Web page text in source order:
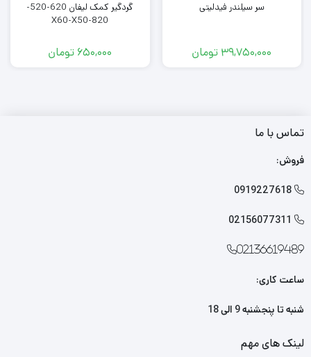
سر سیلندر فیدلیتی
39,750,000 تومان
گردگیر کمک لیفان 620-520-
820-X60-X50
650,000 تومان
تماس با ما
فروش:

0919227618

02156077311
02136619489
ساعت کاری:
شنبه تا پنجشنبه 9 الی 18
لینک های مهم